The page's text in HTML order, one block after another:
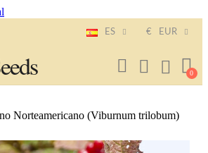
ES € EUR
Norteamericano (Viburnum trilobum)